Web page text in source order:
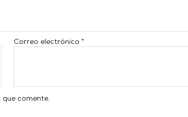
Correo electrónico*
comente.